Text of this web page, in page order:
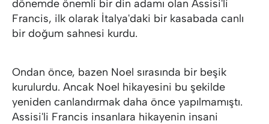
dönemde önemli bir din adamı olan Assisi'li
Francis, ilk olarak İtalya'daki bir kasabada canlı
bir doğum sahnesi kurdu.
Ondan önce, bazen Noel sırasında bir beşik
kurulurdu. Ancak Noel hikayesini bu şekilde
yeniden canlandırmak daha önce yapılmamıştı.
Assisi'li Francis insanlara hikayenin insani